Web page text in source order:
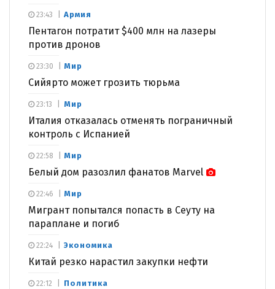
Армия
Пентагон потратит $400 млн на лазеры
против дронов
23:43
Мир
Сийярто может грозить тюрьма
23:30
Мир
Италия отказалась отменять пограничный
контроль с Испанией
23:13
Мир
Белый дом разозлил фанатов Marvel
22:58
Мир
Мигрант попытался попасть в Сеуту на
параплане и погиб
22:46
Экономика
Китай резко нарастил закупки нефти
22:24
Политика
22:12